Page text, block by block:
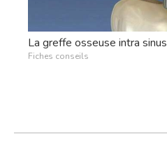
La greffe osseuse intra
Fiches conseils